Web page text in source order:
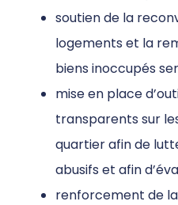
soutien de la
logements et la
biens inoccupés
mise en place
transparents sur
quartier afin de
abusifs et afin
renforcement de